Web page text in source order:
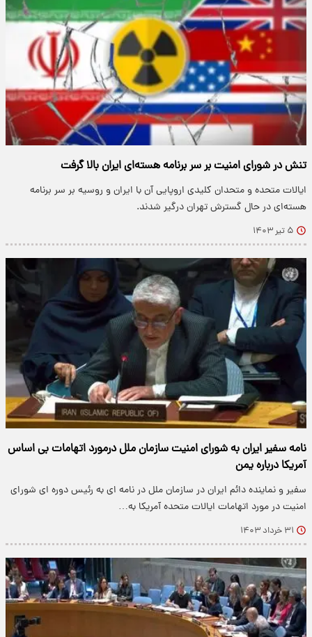
تنش در شورای امنیت بر سر برنامه هسته‌ای ایران بالا گرفت
ایالات متحده و متحدان کلیدی اروپایی آن با ایران و روسیه بر سر برنامه
هسته‌ای در حال گسترش تهران درگیر شدند.
۵ تیر ۱۴۰۳
نامه سفیر ایران به شورای امنیت سازمان ملل درمورد اتهامات بی اساس
آمریکا درباره یمن
سفیر و نماینده دائم ایران در سازمان ملل در نامه ای به رئیس دوره ای شورای
امنیت در مورد اتهامات ایالات متحده آمریکا به…
۳۱ خرداد ۱۴۰۳